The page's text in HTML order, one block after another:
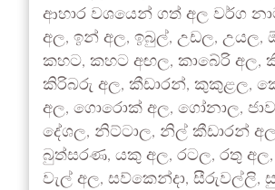
ආහාර වශයෙන් ගත් අල වර්ග
අල, ඉන් අල, ඉබුල්, උඩල,
කහට, කහට අඟල, කාබේරි අල,
කිරිබරු අල, කීඩාරන්, කුකුළල,
අල, ගොරොක්‌ අල, ගෝනාල,
දේශල, නිට්‌ටාල, නිල් කීඩාරන්
බුත්සරණ, යකු අල, රටල, රතු අල,
වැල් අල, සව්කෙන්දා, සීරුවල්ලි,